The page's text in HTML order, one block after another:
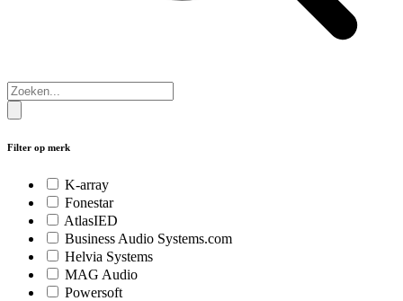
Filter op merk
K-array
Fonestar
AtlasIED
Business Audio Systems.com
Helvia Systems
MAG Audio
Powersoft